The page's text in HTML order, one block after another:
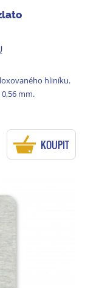
hliníku.
mm.
KOUPIT